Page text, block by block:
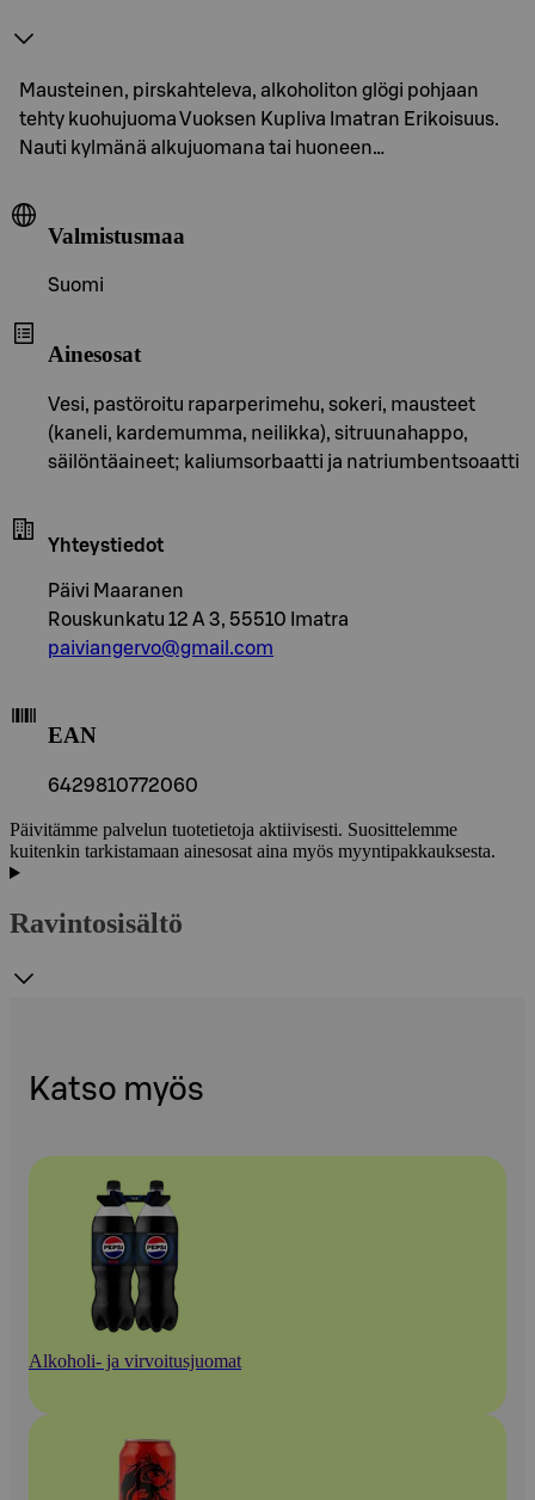
Mausteinen, pirskahteleva, alkoholiton glögi pohjaan
tehty kuohujuoma Vuoksen Kupliva Imatran Erikoisuus.
Nauti kylmänä alkujuomana tai huoneen…
Valmistusmaa
Suomi
Ainesosat
Vesi, pastöroitu raparperimehu, sokeri, mausteet
(kaneli, kardemumma, neilikka), sitruunahappo,
säilöntäaineet; kaliumsorbaatti ja natriumbentsoaatti
Yhteystiedot
Päivi Maaranen
Rouskunkatu 12 A 3, 55510 Imatra
paiviangervo@gmail.com
EAN
6429810772060
Päivitämme palvelun tuotetietoja aktiivisesti. Suosittelemme
kuitenkin tarkistamaan ainesosat aina myös myyntipakkauksesta.
Ravintosisältö
Katso myös
Alkoholi- ja virvoitusjuomat